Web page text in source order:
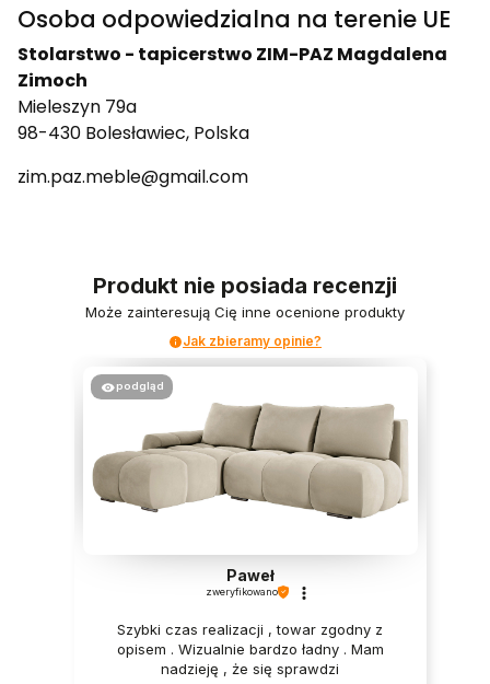
Osoba odpowiedzialna na terenie UE
Stolarstwo - tapicerstwo ZIM-PAZ Magdalena
Zimoch
Mieleszyn 79a
98-430 Bolesławiec, Polska
zim.paz.meble@gmail.com
Produkt nie posiada recenzji
Może zainteresują Cię inne ocenione produkty
Jak zbieramy opinie?
podgląd
Paweł
zweryfikowano
Szybki czas realizacji , towar zgodny z
opisem . Wizualnie bardzo ładny . Mam
nadzieję , że się sprawdzi